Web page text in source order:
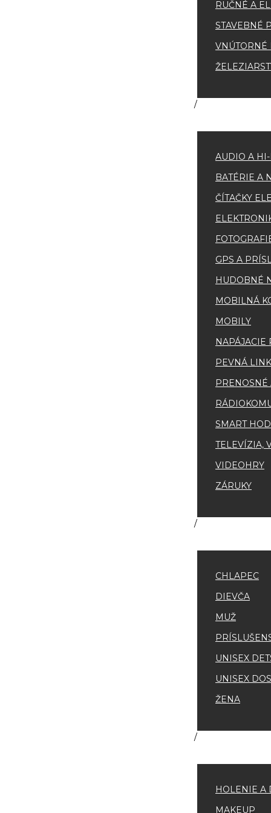
RUČNÉ A
STAVEBNÉ
VNÚTORNÉ
AUDIO A
BATÉRIE A
ČÍTAČKY
GPS A
HUDOBNÉ
MOBILNÁ
MOBILY
NAPÁJACIE
PEVNÁ
SMART
TELEVÍZIA,
VIDEOHRY
ZÁRUKY
CHLAPEC
DIEVČA
MUŽ
UNISEX
UNISEX
ŽENA
HOLENIE A
MAKEUP